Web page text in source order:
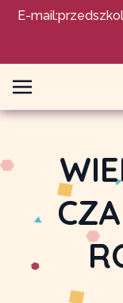
E-mail: